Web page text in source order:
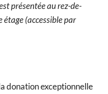
présentée au rez-de-
étage (accessible par
donation exceptionnelle